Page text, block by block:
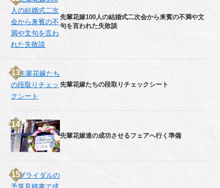
先輩花嫁100人の結婚式二次会から来賓の不満や文
句を言われた失敗談
先輩花嫁たちの段取りチェックシート
先輩花嫁達の成功させるフェアへ行く準備